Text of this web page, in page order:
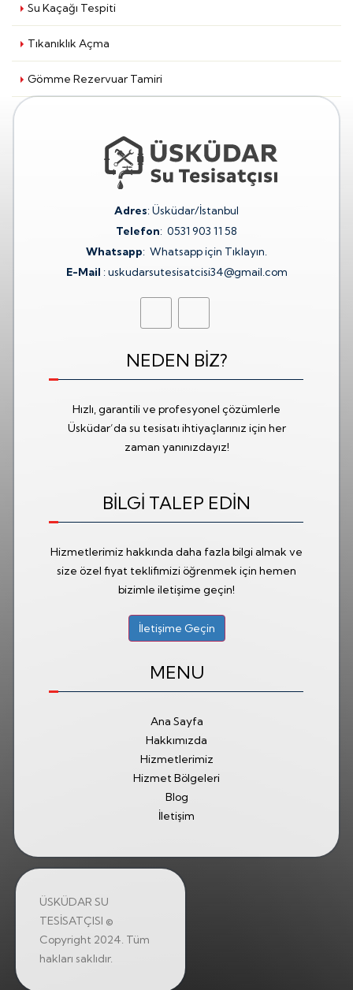
Su Kaçağı Tespiti
Tıkanıklık Açma
Gömme Rezervuar Tamiri
Adres: Üsküdar/İstanbul
Telefon: 0531 903 11 58
Whatsapp: Whatsapp için Tıklayın.
E-Mail :uskudarsutesisatcisi34@gmail.com
NEDEN BİZ?
Hızlı, garantili ve profesyonel çözümlerle
Üsküdar’da su tesisatı ihtiyaçlarınız için her
zaman yanınızdayız!
BİLGİ TALEP EDİN
Hizmetlerimiz hakkında daha fazla bilgi almak ve
size özel fiyat teklifimizi öğrenmek için hemen
bizimle iletişime geçin!
İletişime Geçin
MENU
Ana Sayfa
Hakkımızda
Hizmetlerimiz
Hizmet Bölgeleri
Blog
İletişim
ÜSKÜDAR SU
TESİSATÇISI ©
Copyright 2024. Tüm
hakları saklıdır.